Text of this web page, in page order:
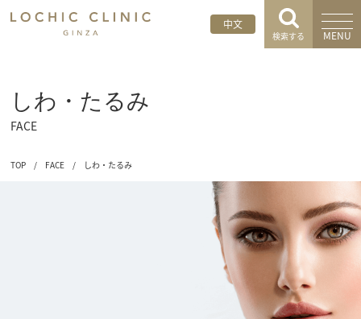
中文
検索する MENU
しわ・たるみ
FACE
TOP / FACE / しわ・たるみ